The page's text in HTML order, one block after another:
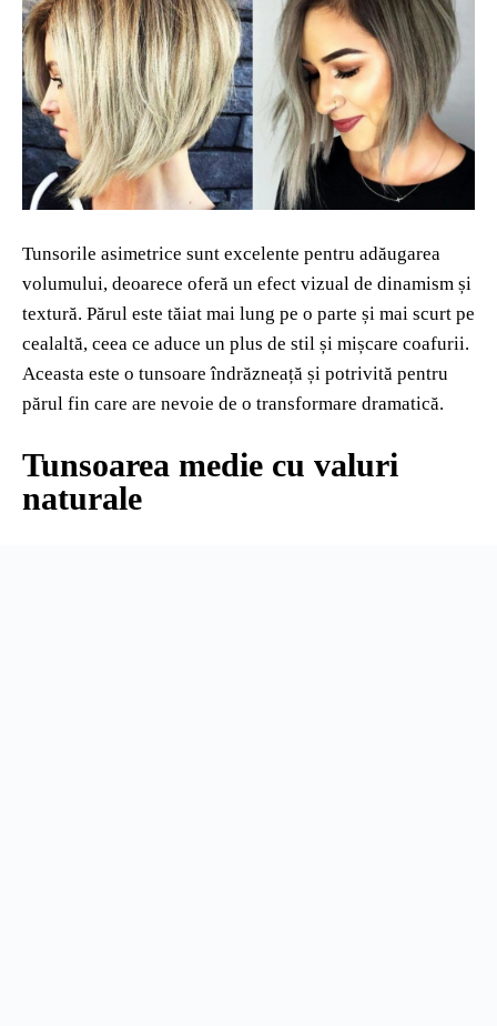
Tunsorile asimetrice sunt excelente pentru adăugarea
volumului, deoarece oferă un efect vizual de dinamism și
textură. Părul este tăiat mai lung pe o parte și mai scurt pe
cealaltă, ceea ce aduce un plus de stil și mișcare coafurii.
Aceasta este o tunsoare îndrăzneață și potrivită pentru
părul fin care are nevoie de o transformare dramatică.
Tunsoarea medie cu valuri
naturale